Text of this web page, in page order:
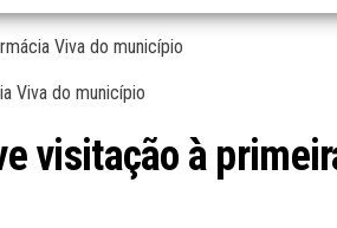
Viva do município
visitação à